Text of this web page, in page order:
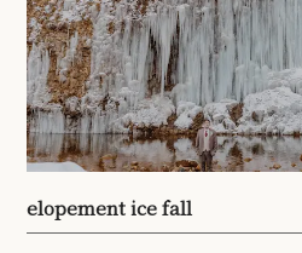
elopement ice fall